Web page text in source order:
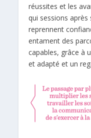
réussites et les
qui sessions après
reprennent
entament des
capables, grâce à
et adapté et un